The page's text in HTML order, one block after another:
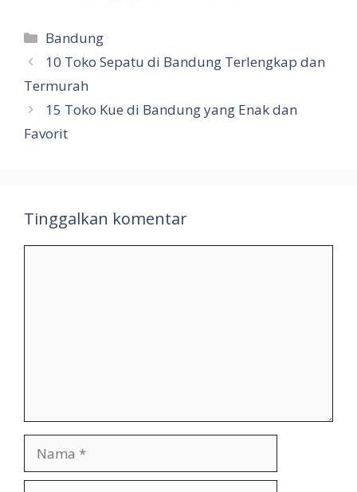
Kategori
Bandung
10 Toko Sepatu di Bandung Terlengkap dan
Termurah
15 Toko Kue di Bandung yang Enak dan
Favorit
Tinggalkan komentar